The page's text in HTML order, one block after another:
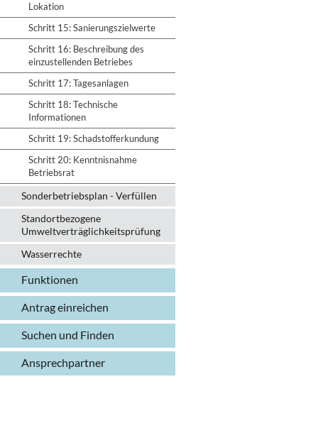
Lokation
Schritt 15: Sanierungszielwerte
Schritt 16: Beschreibung des
einzustellenden Betriebes
Schritt 17: Tagesanlagen
Schritt 18: Technische
Informationen
Schritt 19: Schadstofferkundung
Schritt 20: Kenntnisnahme
Betriebsrat
Sonderbetriebsplan - Verfüllen
Standortbezogene
Umweltverträglichkeitsprüfung
Wasserrechte
Funktionen
Antrag einreichen
Suchen und Finden
Ansprechpartner